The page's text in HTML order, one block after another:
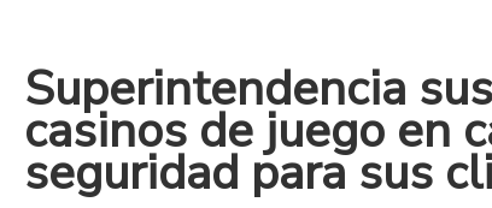
Superintendencia
casinos de juego en
seguridad para sus